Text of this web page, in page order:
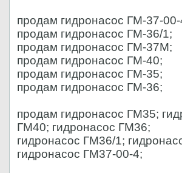
продам гидронасос ГМ-37-00-
продам гидронасос ГМ-36/1;
продам гидронасос ГМ-37М;
продам гидронасос ГМ-40;
продам гидронасос ГМ-35;
продам гидронасос ГМ-36;
продам гидронасос ГМ35;
ГМ40; гидронасос ГМ36;
гидронасос ГМ36/1;
гидронасос ГМ37-00-4;